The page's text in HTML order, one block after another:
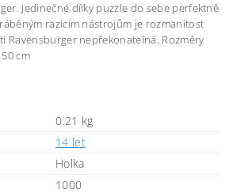
Jedinečné dílky puzzle do sebe perfektně
razicím nástrojům je rozmanitost
Ravensburger nepřekonatelná. Rozměry
cm
0.21 kg
14 let
Holka
1000